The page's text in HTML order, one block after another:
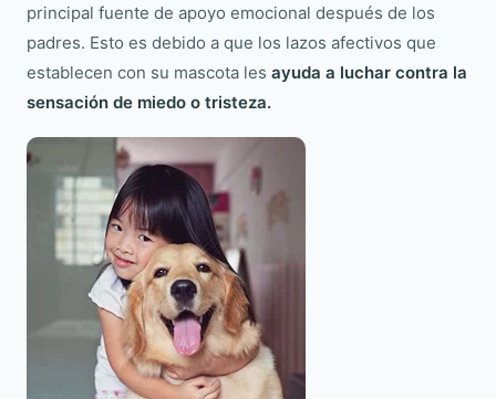
principal fuente de apoyo emocional después de los
padres. Esto es debido a que los lazos afectivos que
establecen con su mascota les ayuda a luchar contra la
sensación de miedo o tristeza.